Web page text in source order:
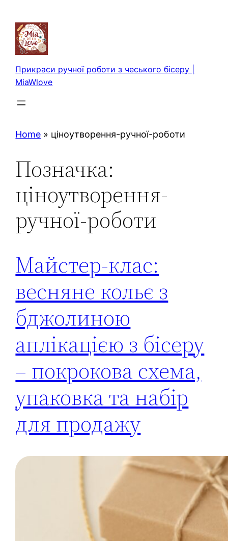
вмісту
Прикраси ручної роботи з чеського бісеру |
MiaWlove
Home » ціноутворення-ручної-роботи
Позначка:
ціноутворення-
ручної-роботи
Майстер-клас:
весняне кольє з
бджолиною
аплікацією з бісеру
– покрокова схема,
упаковка та набір
для продажу